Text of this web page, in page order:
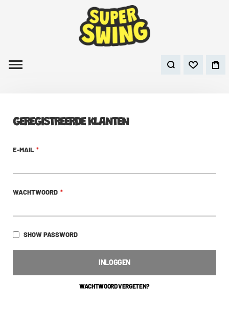
GEREGISTREERDE KLANTEN
E-MAIL
WACHTWOORD
SHOW PASSWORD
INLOGGEN
WACHTWOORD VERGETEN?